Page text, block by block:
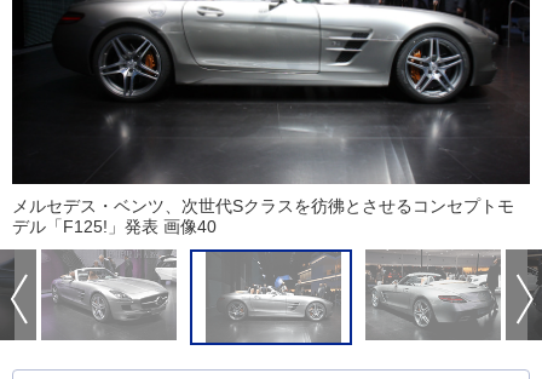
メルセデス・ベンツ、次世代Sクラスを彷彿とさせるコンセプトモ
デル「F125!」発表 画像40